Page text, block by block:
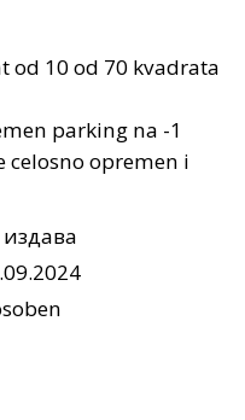
od 10 od 70 kvadrata
parking na -1
celosno opremen i